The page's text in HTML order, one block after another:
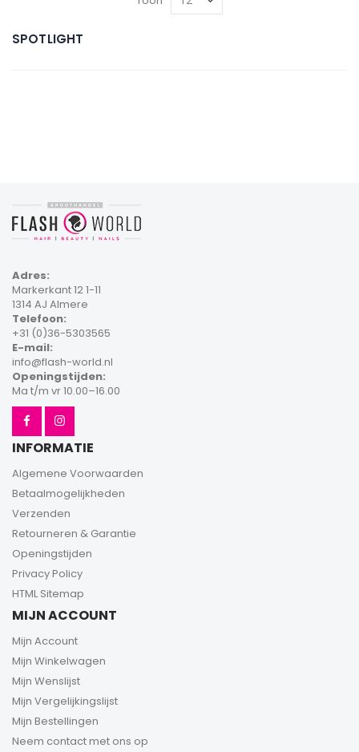
SPOTLIGHT
Adres:
Markerkant 12 1-11
1314 AJ Almere
Telefoon:
+31 (0)36-5303565
E-mail:
info@flash-world.nl
Openingstijden:
Ma t/m vr 10.00–16.00
INFORMATIE
Algemene Voorwaarden
Betaalmogelijkheden
Verzenden
Retourneren & Garantie
Openingstijden
Privacy Policy
HTML Sitemap
MIJN ACCOUNT
Mijn Account
Mijn Winkelwagen
Mijn Wenslijst
Mijn Vergelijkingslijst
Mijn Bestellingen
Neem contact met ons op